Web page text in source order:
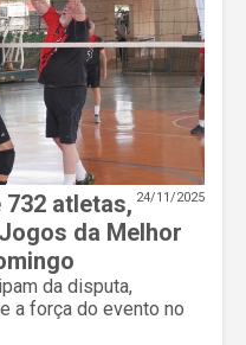
24/11/2025
atletas,
da Melhor
da disputa,
a força do evento no